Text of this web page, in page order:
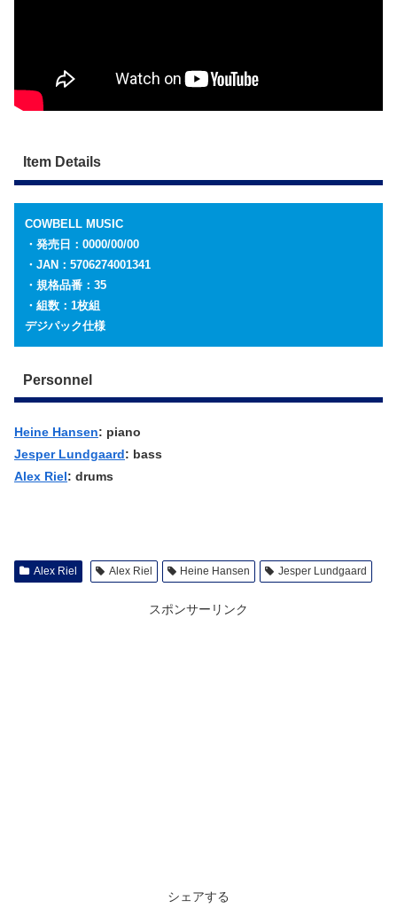
Item Details
COWBELL MUSIC
・発売日：0000/00/00
・JAN：5706274001341
・規格品番：35
・組数：1枚組
デジパック仕様
Personnel
Heine Hansen: piano
Jesper Lundgaard: bass
Alex Riel: drums
Alex Riel Alex Riel Heine Hansen Jesper Lundgaard
スポンサーリンク
シェアする